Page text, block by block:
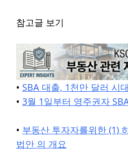
참고글 보기
• SBA 대출, 1천만 달러 시
• 3월 1일부터 영주권자
• 부동산 투자자를위한 (1)
법안 의 개요